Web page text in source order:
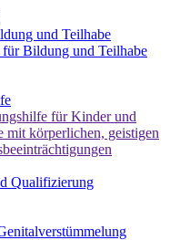
und Teilhabe
Bildung und Teilhabe
für Kinder und
mit körperlichen, geistigen
Qualifizierung